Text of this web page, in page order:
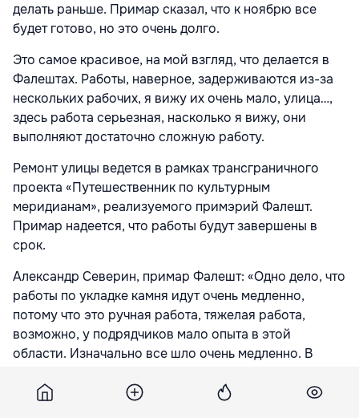
делать раньше. Примар сказал, что к ноябрю все
будет готово, но это очень долго.
Это самое красивое, на мой взгляд, что делается в
Фалештах. Работы, наверное, задерживаются из-за
нескольких рабочих, я вижу их очень мало, улица…,
здесь работа серьезная, насколько я вижу, они
выполняют достаточно сложную работу.
Ремонт улицы ведется в рамках трансграничного
проекта «Путешественник по культурным
меридианам», реализуемого примэрий Фалешт.
Примар надеется, что работы будут завершены в
срок.
Александр Северин, примар Фалешт: «Одно дело, что
работы по укладке камня идут очень медленно,
потому что это ручная работа, тяжелая работа,
возможно, у подрядчиков мало опыта в этой
области. Изначально все шло очень медленно. В
ноября, но были, я вам скажу, некоторые